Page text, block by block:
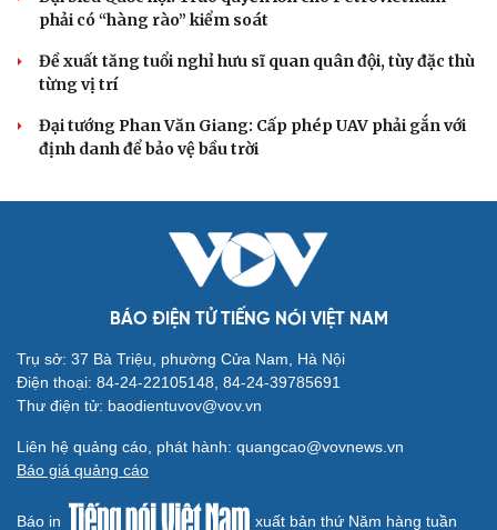
hội
Khi mạng xã hội thành nơi phán xử
XÂY DỰNG, CHỈNH ĐỐN ĐẢNG
đo thực hành Chỉ thị 07
Đối ngoại linh hoạt dựa trên nền tảng chính trị vững
Điểm mới đột phá trong Chỉ thị số 07 về thực hành tư
tưởng, phong cách Hồ Chí Minh
Đảng ủy các cơ quan Đảng Trung ương xây dựng phần
mềm đánh giá cán bộ theo KPI
phải đo được kết quả thực chất
QUỐC HỘI